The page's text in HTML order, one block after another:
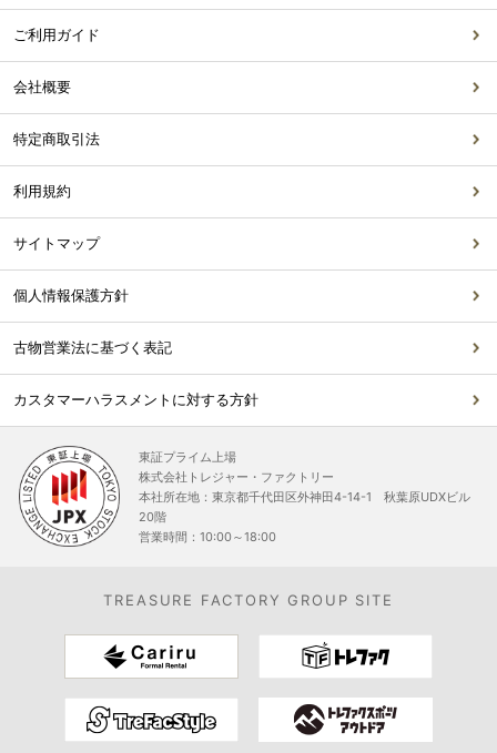
ご利用ガイド
会社概要
特定商取引法
利用規約
サイトマップ
個人情報保護方針
古物営業法に基づく表記
カスタマーハラスメントに対する方針
東証プライム上場
株式会社トレジャー・ファクトリー
本社所在地：東京都千代田区外神田4-14-1 秋葉原UDXビル
20階
営業時間：10:00～18:00
TREASURE FACTORY GROUP SITE